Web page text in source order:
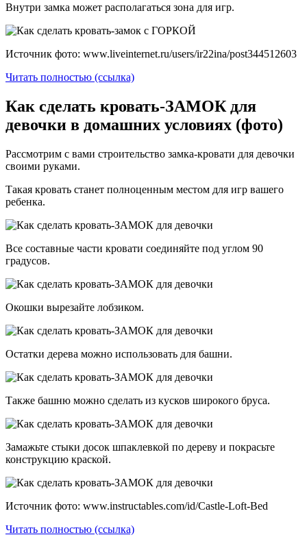
Внутри замка может располагаться зона для игр.
Источник фото: www.liveinternet.ru/users/ir22ina/post344512603
Читать полностью (ссылка)
Как сделать кровать-ЗАМОК для
девочки в домашних условиях (фото)
Рассмотрим с вами строительство замка-кровати для девочки
своими руками.
Такая кровать станет полноценным местом для игр вашего
ребенка.
Все составные части кровати соединяйте под углом 90
градусов.
Окошки вырезайте лобзиком.
Остатки дерева можно использовать для башни.
Также башню можно сделать из кусков широкого бруса.
Замажьте стыки досок шпаклевкой по дереву и покрасьте
конструкцию краской.
Источник фото: www.instructables.com/id/Castle-Loft-Bed
Читать полностью (ссылка)